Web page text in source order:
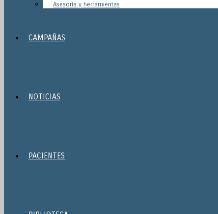
Asesoría y herramientas
CAMPAÑAS
NOTICIAS
PACIENTES